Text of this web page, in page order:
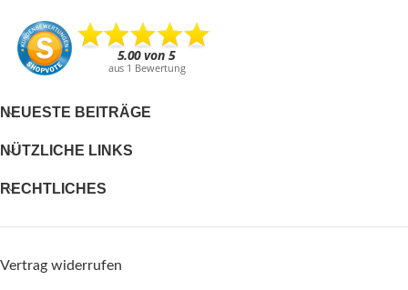
NEUESTE BEITRÄGE
NÜTZLICHE LINKS
RECHTLICHES
Vertrag widerrufen